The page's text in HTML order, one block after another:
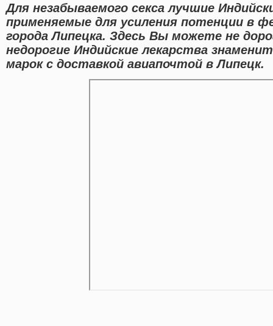
Для незабываемого секса лучшие
применяемые для усиления потенции в
города Липецка. Здесь Вы можете не
недорогие Индийские лекарства
марок с доставкой авиапочтой в Липецк.